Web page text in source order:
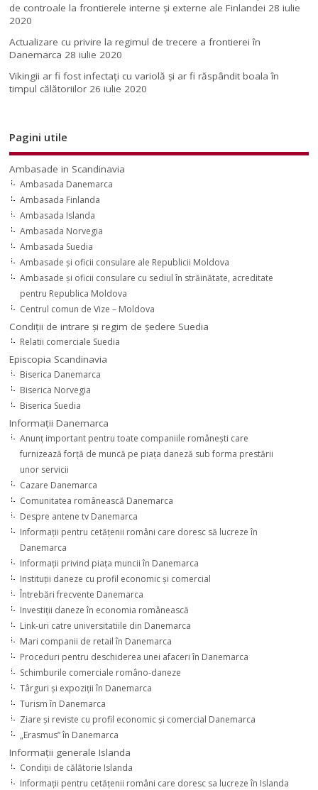
de controale la frontierele interne și externe ale Finlandei 28 iulie
2020
Actualizare cu privire la regimul de trecere a frontierei în
Danemarca 28 iulie 2020
Vikingii ar fi fost infectaţi cu variolă şi ar fi răspândit boala în
timpul călătoriilor 26 iulie 2020
Pagini utile
Ambasade in Scandinavia
Ambasada Danemarca
Ambasada Finlanda
Ambasada Islanda
Ambasada Norvegia
Ambasada Suedia
Ambasade şi oficii consulare ale Republicii Moldova
Ambasade şi oficii consulare cu sediul în străinătate, acreditate
pentru Republica Moldova
Centrul comun de Vize – Moldova
Condiţii de intrare şi regim de şedere Suedia
Relatii comerciale Suedia
Episcopia Scandinavia
Biserica Danemarca
Biserica Norvegia
Biserica Suedia
Informaţii Danemarca
Anunţ important pentru toate companiile româneşti care
furnizează forţă de muncă pe piaţa daneză sub forma prestării
unor servicii
Cazare Danemarca
Comunitatea românească Danemarca
Despre antene tv Danemarca
Informaţii pentru cetăţenii români care doresc să lucreze în
Danemarca
Informaţii privind piaţa muncii în Danemarca
Instituţii daneze cu profil economic şi comercial
Întrebări frecvente Danemarca
Investiţii daneze în economia românească
Link-uri catre universitatiile din Danemarca
Mari companii de retail în Danemarca
Proceduri pentru deschiderea unei afaceri în Danemarca
Schimburile comerciale româno-daneze
Târguri şi expoziţii în Danemarca
Turism în Danemarca
Ziare şi reviste cu profil economic şi comercial Danemarca
„Erasmus” în Danemarca
Informaţii generale Islanda
Condiţii de călătorie Islanda
Informaţii pentru cetăţenii români care doresc sa lucreze în Islanda